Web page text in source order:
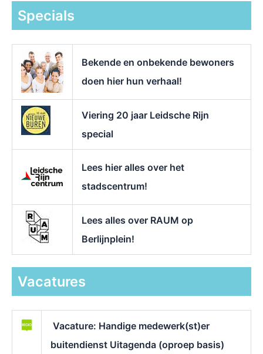
a
Specials
Bekende en onbekende bewoners
doen hier hun verhaal!
Viering 20 jaar Leidsche Rijn
special
Lees hier alles over het
stadscentrum!
Lees alles over RAUM op
Berlijnplein!
Vacatures
Vacature: Handige medewerk(st)er
buitendienst Uitagenda (oproep basis)